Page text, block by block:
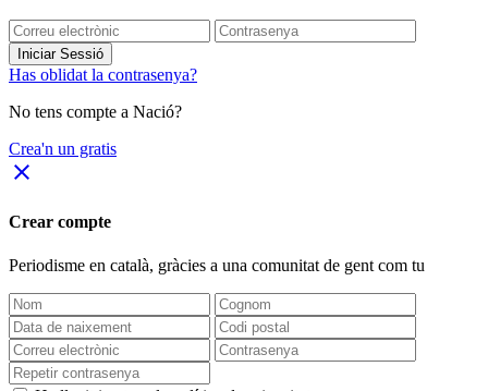
Iniciar Sessió
Has oblidat la contrasenya?
No tens compte a Nació?
Crea'n un gratis
close
Crear compte
Periodisme en català, gràcies a una comunitat de gent com tu